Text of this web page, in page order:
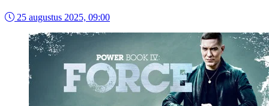
25 augustus 2025, 09:00